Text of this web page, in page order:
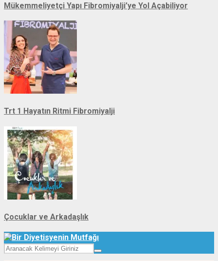
Mükemmeliyetçi Yapı Fibromiyalji’ye Yol Açabiliyor
Trt 1 Hayatın Ritmi Fibromiyalji
Çocuklar ve Arkadaşlık